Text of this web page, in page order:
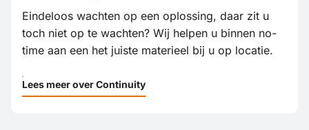
Eindeloos wachten op een oplossing, daar zit u
toch niet op te wachten? Wij helpen u binnen no-
time aan een het juiste materieel bij u op locatie.
Lees meer over Continuity